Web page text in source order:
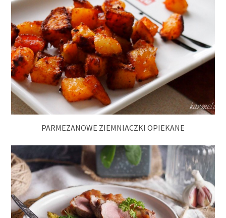
PARMEZANOWE ZIEMNIACZKI OPIEKANE